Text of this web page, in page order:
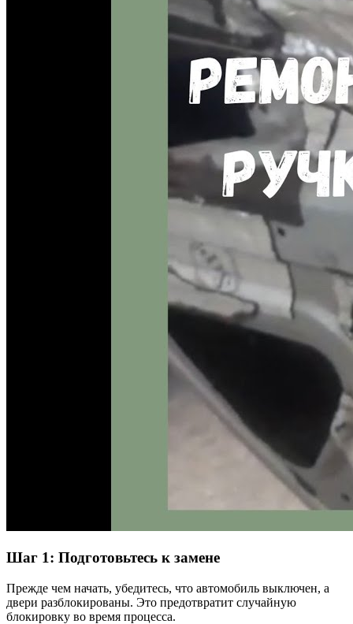
Шаг 1: Подготовьтесь к замене
Прежде чем начать, убедитесь, что автомобиль выключен, а
двери разблокированы. Это предотвратит случайную
блокировку во время процесса.